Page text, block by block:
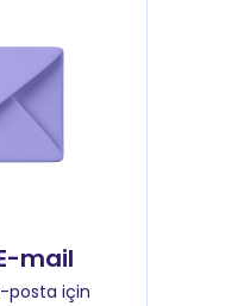
mail
posta için